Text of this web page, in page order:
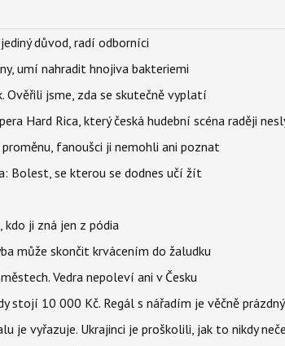
důvod, radí odborníci
umí nahradit hnojiva bakteriemi
Ověřili jsme, zda se skutečně vyplatí
Hard Rica, který česká hudební scéna raději
fanoušci ji nemohli ani poznat
Bolest, se kterou se dodnes učí žít
kdo ji zná jen z pódia
může skončit krvácením do žaludku
Vedra nepoleví ani v Česku
stojí 10 000 Kč. Regál s nářadím je věčně prázdný
je vyřazuje. Ukrajinci je proškolili, jak to nikdy